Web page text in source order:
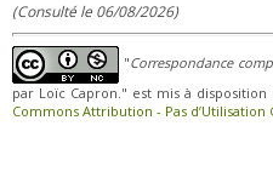
(Consulté le 06/08/2026)
"Correspondance
par Loïc Capron." est mis à
Commons Attribution - Pas